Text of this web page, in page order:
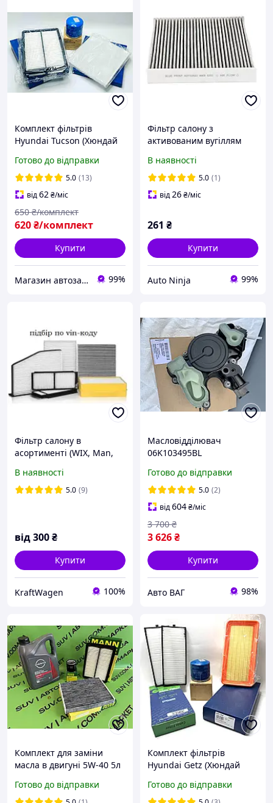
Комплект фільтрів
Hyundai Tucson (Хюндай
Готово до відправки
5.0 (13)
від62₴/міс
620₴/комплект
650 ₴/комплект
Купити
Магазин автозапчастин - Levoparts 99%
Фільтр салону з
активованим вугіллям
В наявності
5.0 (1)
від26₴/міс
261 ₴
Купити
Auto Ninja 99%
Фільтр салону в
асортименті (WIX, Man,
Blue Print)
В наявності
5.0 (9)
від300₴
Купити
KraftWagen 100%
Масловідділювач
06K103495BL
Готово до відправки
5.0 (2)
від604₴/міс
3 626₴
3 700 ₴
Купити
Авто ВАГ 98%
Комплект для заміни
масла в двигуні 5W-40 5л
Rogue 2014-2021 /
Готово до відправки
Комплект фільтрів
Hyundai Getz (Хюндай
повітряний, салон
Готово до відправки